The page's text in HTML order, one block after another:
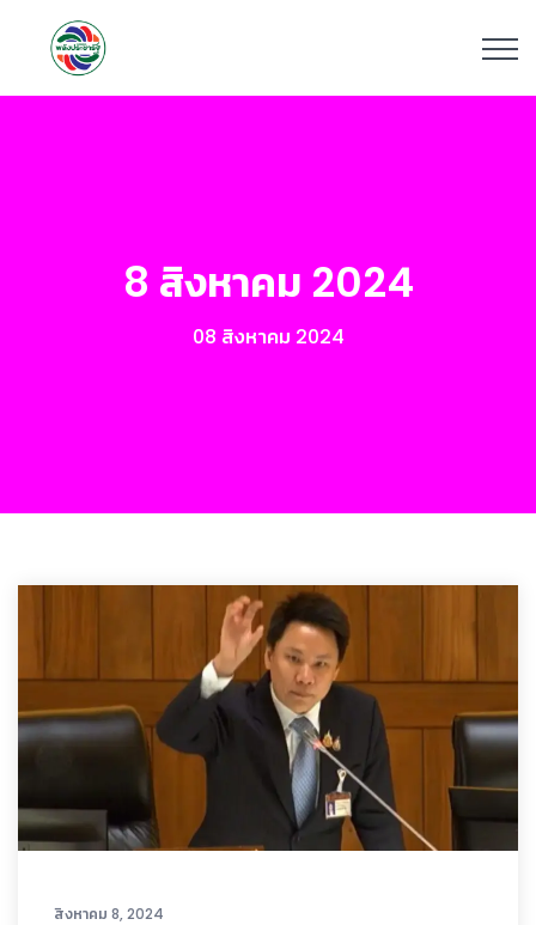
8 สิงหาคม 2024
08 สิงหาคม 2024
สิงหาคม 8, 2024